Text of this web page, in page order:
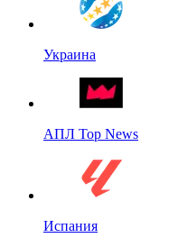
Украина
АПЛ Top News
Испания